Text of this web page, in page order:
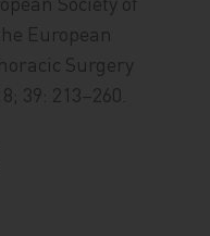
European
Surgery
39: 213–260.